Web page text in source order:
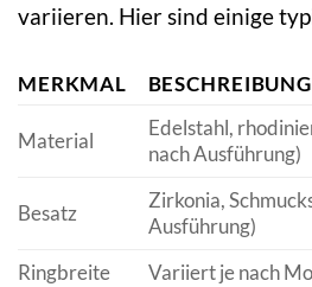
variieren. Hier sind einige
MERKMAL BESCHREIBUNG
Material
Edelstahl,
nach Ausführung)
Besatz
Zirkonia,
Ausführung)
Ringbreite
Variiert je nach